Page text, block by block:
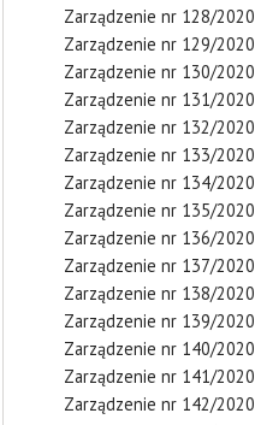
Zarządzenie nr 128/2020
Zarządzenie nr 129/2020
Zarządzenie nr 130/2020
Zarządzenie nr 131/2020
Zarządzenie nr 132/2020
Zarządzenie nr 133/2020
Zarządzenie nr 134/2020
Zarządzenie nr 135/2020
Zarządzenie nr 136/2020
Zarządzenie nr 137/2020
Zarządzenie nr 138/2020
Zarządzenie nr 139/2020
Zarządzenie nr 140/2020
Zarządzenie nr 141/2020
Zarządzenie nr 142/2020